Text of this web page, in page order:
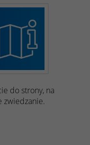
do strony, na
zwiedzanie.